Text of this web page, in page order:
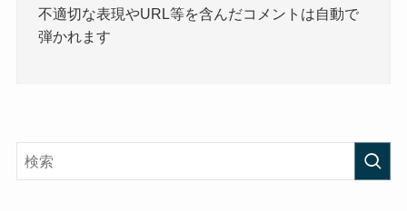
不適切な表現やURL等を含んだコメントは自動で
弾かれます